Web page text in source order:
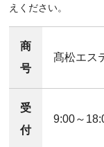
えください。
商
号
髙松エス
受
付
9:00～